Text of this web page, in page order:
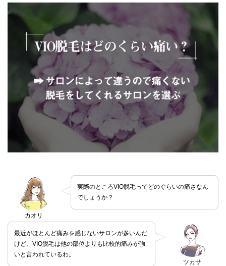
カオリ
実際のところVIO脱毛ってどのぐらいの痛さなん
でしょうか？
ツカサ
最近がほとんど痛みを感じないサロンが多いんだ
けど、VIO脱毛は他の部位よりも比較的痛みが強
いと言われているわ。